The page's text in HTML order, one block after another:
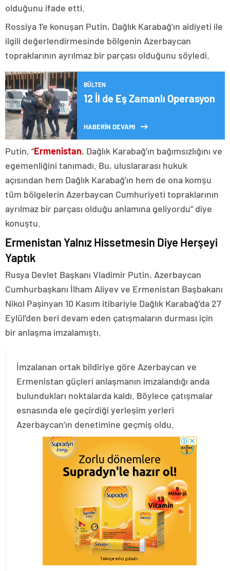
olduğunu ifade etti.
Rossiya 1’e konuşan Putin, Dağlık Karabağ’ın aidiyeti ile
ilgili değerlendirmesinde bölgenin Azerbaycan
topraklarının ayrılmaz bir parçası olduğunu söyledi.
BÜLTEN
12 İl de Eş Zamanlı Operasyon
HABERİN DEVAMI
Putin, “Ermenistan, Dağlık Karabağ’ın bağımsızlığını ve
egemenliğini tanımadı. Bu, uluslararası hukuk
açısından hem Dağlık Karabağ’ın hem de ona komşu
tüm bölgelerin Azerbaycan Cumhuriyeti topraklarının
ayrılmaz bir parçası olduğu anlamına geliyordu” diye
konuştu.
Ermenistan Yalnız Hissetmesin Diye Herşeyi
Yaptık
Rusya Devlet Başkanı Vladimir Putin, Azerbaycan
Cumhurbaşkanı İlham Aliyev ve Ermenistan Başbakanı
Nikol Paşinyan 10 Kasım itibariyle Dağlık Karabağ’da 27
Eylül’den beri devam eden çatışmaların durması için
bir anlaşma imzalamıştı.
İmzalanan ortak bildiriye göre Azerbaycan ve
Ermenistan güçleri anlaşmanın imzalandığı anda
bulundukları noktalarda kaldı. Böylece çatışmalar
esnasında ele geçirdiği yerleşim yerleri
Azerbaycan’ın denetimine geçmiş oldu.